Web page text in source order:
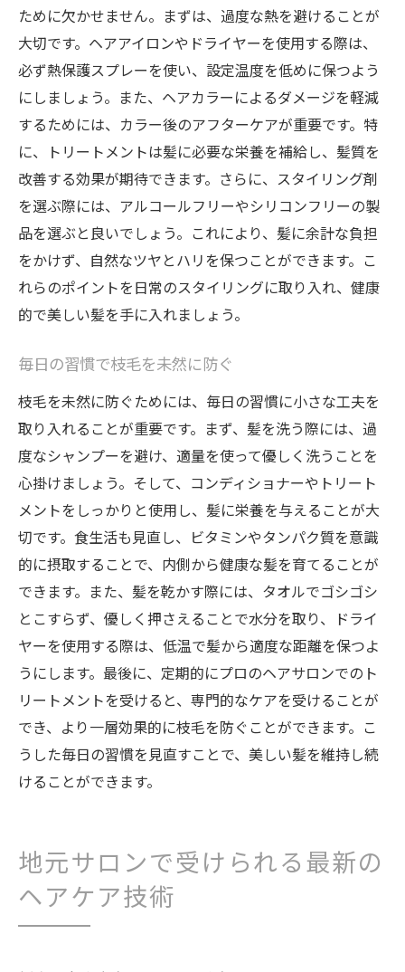
ために欠かせません。まずは、過度な熱を避けることが
大切です。ヘアアイロンやドライヤーを使用する際は、
必ず熱保護スプレーを使い、設定温度を低めに保つよう
にしましょう。また、ヘアカラーによるダメージを軽減
するためには、カラー後のアフターケアが重要です。特
に、トリートメントは髪に必要な栄養を補給し、髪質を
改善する効果が期待できます。さらに、スタイリング剤
を選ぶ際には、アルコールフリーやシリコンフリーの製
品を選ぶと良いでしょう。これにより、髪に余計な負担
をかけず、自然なツヤとハリを保つことができます。こ
れらのポイントを日常のスタイリングに取り入れ、健康
的で美しい髪を手に入れましょう。
毎日の習慣で枝毛を未然に防ぐ
枝毛を未然に防ぐためには、毎日の習慣に小さな工夫を
取り入れることが重要です。まず、髪を洗う際には、過
度なシャンプーを避け、適量を使って優しく洗うことを
心掛けましょう。そして、コンディショナーやトリート
メントをしっかりと使用し、髪に栄養を与えることが大
切です。食生活も見直し、ビタミンやタンパク質を意識
的に摂取することで、内側から健康な髪を育てることが
できます。また、髪を乾かす際には、タオルでゴシゴシ
とこすらず、優しく押さえることで水分を取り、ドライ
ヤーを使用する際は、低温で髪から適度な距離を保つよ
うにします。最後に、定期的にプロのヘアサロンでのト
リートメントを受けると、専門的なケアを受けることが
でき、より一層効果的に枝毛を防ぐことができます。こ
うした毎日の習慣を見直すことで、美しい髪を維持し続
けることができます。
地元サロンで受けられる最新の
ヘアケア技術